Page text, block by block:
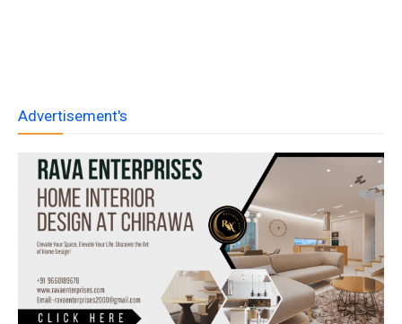
Advertisement's